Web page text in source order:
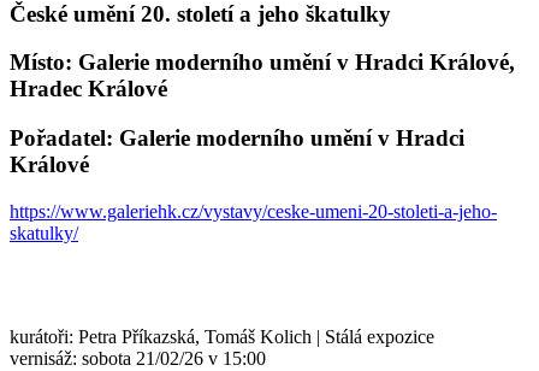
České umění 20. století a jeho škatulky
Místo: Galerie moderního umění v Hradci Králové,
Hradec Králové
Pořadatel: Galerie moderního umění v Hradci
Králové
https://www.galeriehk.cz/vystavy/ceske-umeni-20-stoleti-a-jeho-
skatulky/
kurátoři: Petra Příkazská, Tomáš Kolich | Stálá expozice
vernisáž: sobota 21/02/26 v 15:00